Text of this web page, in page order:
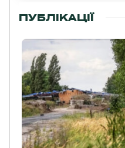
ПУБЛІКАЦІЇ